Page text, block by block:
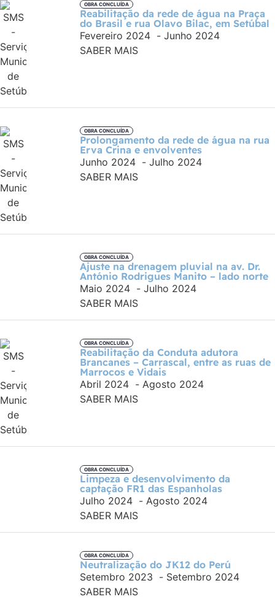
OBRA CONCLUÍDA
Reabilitação da rede de água na Praça
do Brasil e rua Olavo Bilac, em Setúbal
Fevereiro 2024 - Junho 2024
SABER MAIS
OBRA CONCLUÍDA
Prolongamento da rede de água na rua
Erva Crina e envolventes
Junho 2024 - Julho 2024
SABER MAIS
OBRA CONCLUÍDA
Ajuste na drenagem pluvial na av. Dr.
António Rodrigues Manito – lado norte
Maio 2024 - Julho 2024
SABER MAIS
OBRA CONCLUÍDA
Reabilitação da Conduta adutora
Brancanes – Carrascal, entre as ruas de
Marrocos e Vidais
Abril 2024 - Agosto 2024
SABER MAIS
OBRA CONCLUÍDA
Limpeza e desenvolvimento da
captação FR1 das Espanholas
Julho 2024 - Agosto 2024
SABER MAIS
OBRA CONCLUÍDA
Neutralização do JK12 do Perú
Setembro 2023 - Setembro 2024
SABER MAIS